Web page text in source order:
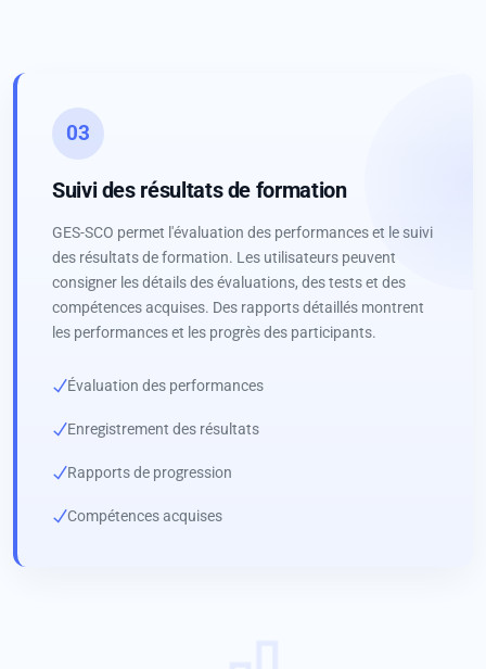
03
Suivi des résultats de formation
GES-SCO permet l'évaluation des performances et le suivi
des résultats de formation. Les utilisateurs peuvent
consigner les détails des évaluations, des tests et des
compétences acquises. Des rapports détaillés montrent
les performances et les progrès des participants.
Évaluation des performances
Enregistrement des résultats
Rapports de progression
Compétences acquises